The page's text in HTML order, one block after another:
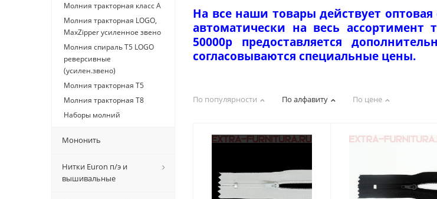
На все наши товары действует
автоматически на весь
50000р предоставляется
согласовываются специальные цены.
По популярности По алфавиту По цене
Молния тракторная класс А
Молния тракторная LOGO,
MaxZipper усиленное звено
Молния спираль Т5 LOGO
реверсивные
(усилен.звено)
Молния тракторная Т5
Молния тракторная Т8
Наборы молний
Мононить
Нитки Euron п/э и
вышивальные